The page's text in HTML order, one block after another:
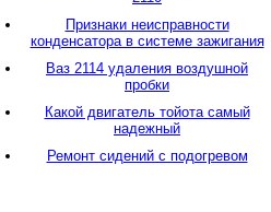
Признаки неисправности
конденсатора в системе зажигания
Ваз 2114 удаления воздушной
пробки
Какой двигатель тойота самый
надежный
Ремонт сидений с подогревом